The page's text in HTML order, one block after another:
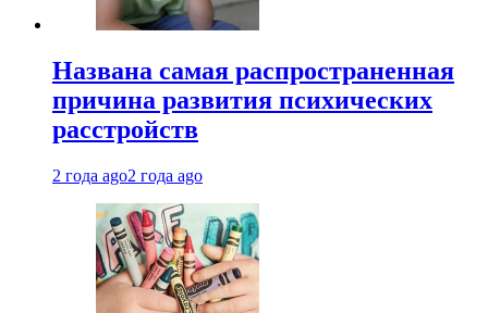
Названа самая распространенная
причина развития психических
расстройств
2 года ago2 года ago